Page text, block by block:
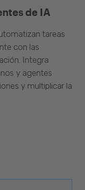
de IA
tareas
con las
Integra
y agentes
y multiplicar la